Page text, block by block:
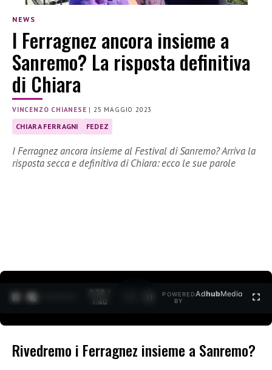
NEWS
I Ferragnez ancora insieme a
Sanremo? La risposta definitiva
di Chiara
VINCENZO CHIANESE |25 MAGGIO 2023
CHIARA FERRAGNI FEDEZ
I Ferragnez ancora insieme al Festival di Sanremo? Arriva la
risposta secca e definitiva di Chiara: ecco le sue parole
0:29 /
1:40
POWERED
BY
AdhubMedia
Rivedremo i Ferragnez insieme a Sanremo?